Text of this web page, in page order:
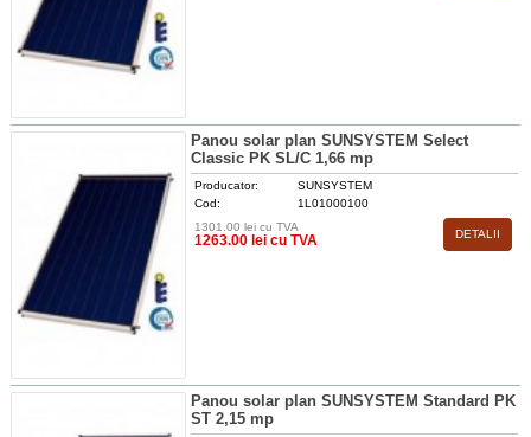
Panou solar plan SUNSYSTEM Select
Classic PK SL/C 1,66 mp
Producator:
SUNSYSTEM
Cod:
1L01000100
1301.00 lei cu TVA
1263.00 lei cu TVA DETALII
Panou solar plan SUNSYSTEM Standard PK
ST 2,15 mp